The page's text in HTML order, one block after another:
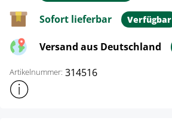
Sofort lieferbar Verfügbar
Versand aus Deutschland
Artikelnummer: 314516
Weitere Produktinformationen anzeigen